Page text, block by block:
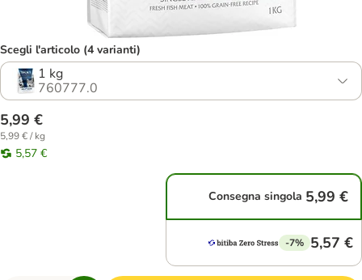
Scegli l'articolo (4 varianti)
1 kg
760777.0
5,99 €
5,99 € / kg
5,57 €
Consegna singola 5,99 €
-7% 5,57 €